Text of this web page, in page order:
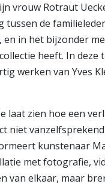
vrouw Rotraut
de
in het bijzonder
heeft. In
werken van Yves
laat zien hoe een
niet
kunstenaar
met fotografie,
van elkaar, maar